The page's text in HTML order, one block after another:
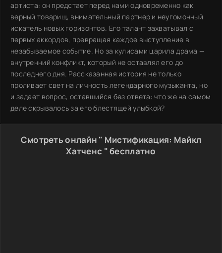
артиста: он предстает перед нами одновременно как
верный товарищ, внимательный партнер и неугомонный
искатель новых горизонтов. Его талант захватывал с
первых аккордов, превращая каждое выступление в
незабываемое событие. Но за кулисами царила драма —
внутренний конфликт, который не оставлял его до
последнего дня. Рассказанная история не только
проливает свет на личность легендарного музыканта, но
и задает вопрос, оставшийся без ответа: что же на самом
деле скрывалось за его блестящей улыбкой?
Смотреть онлайн " Мистификация: Майкл
Хатченс " бесплатно